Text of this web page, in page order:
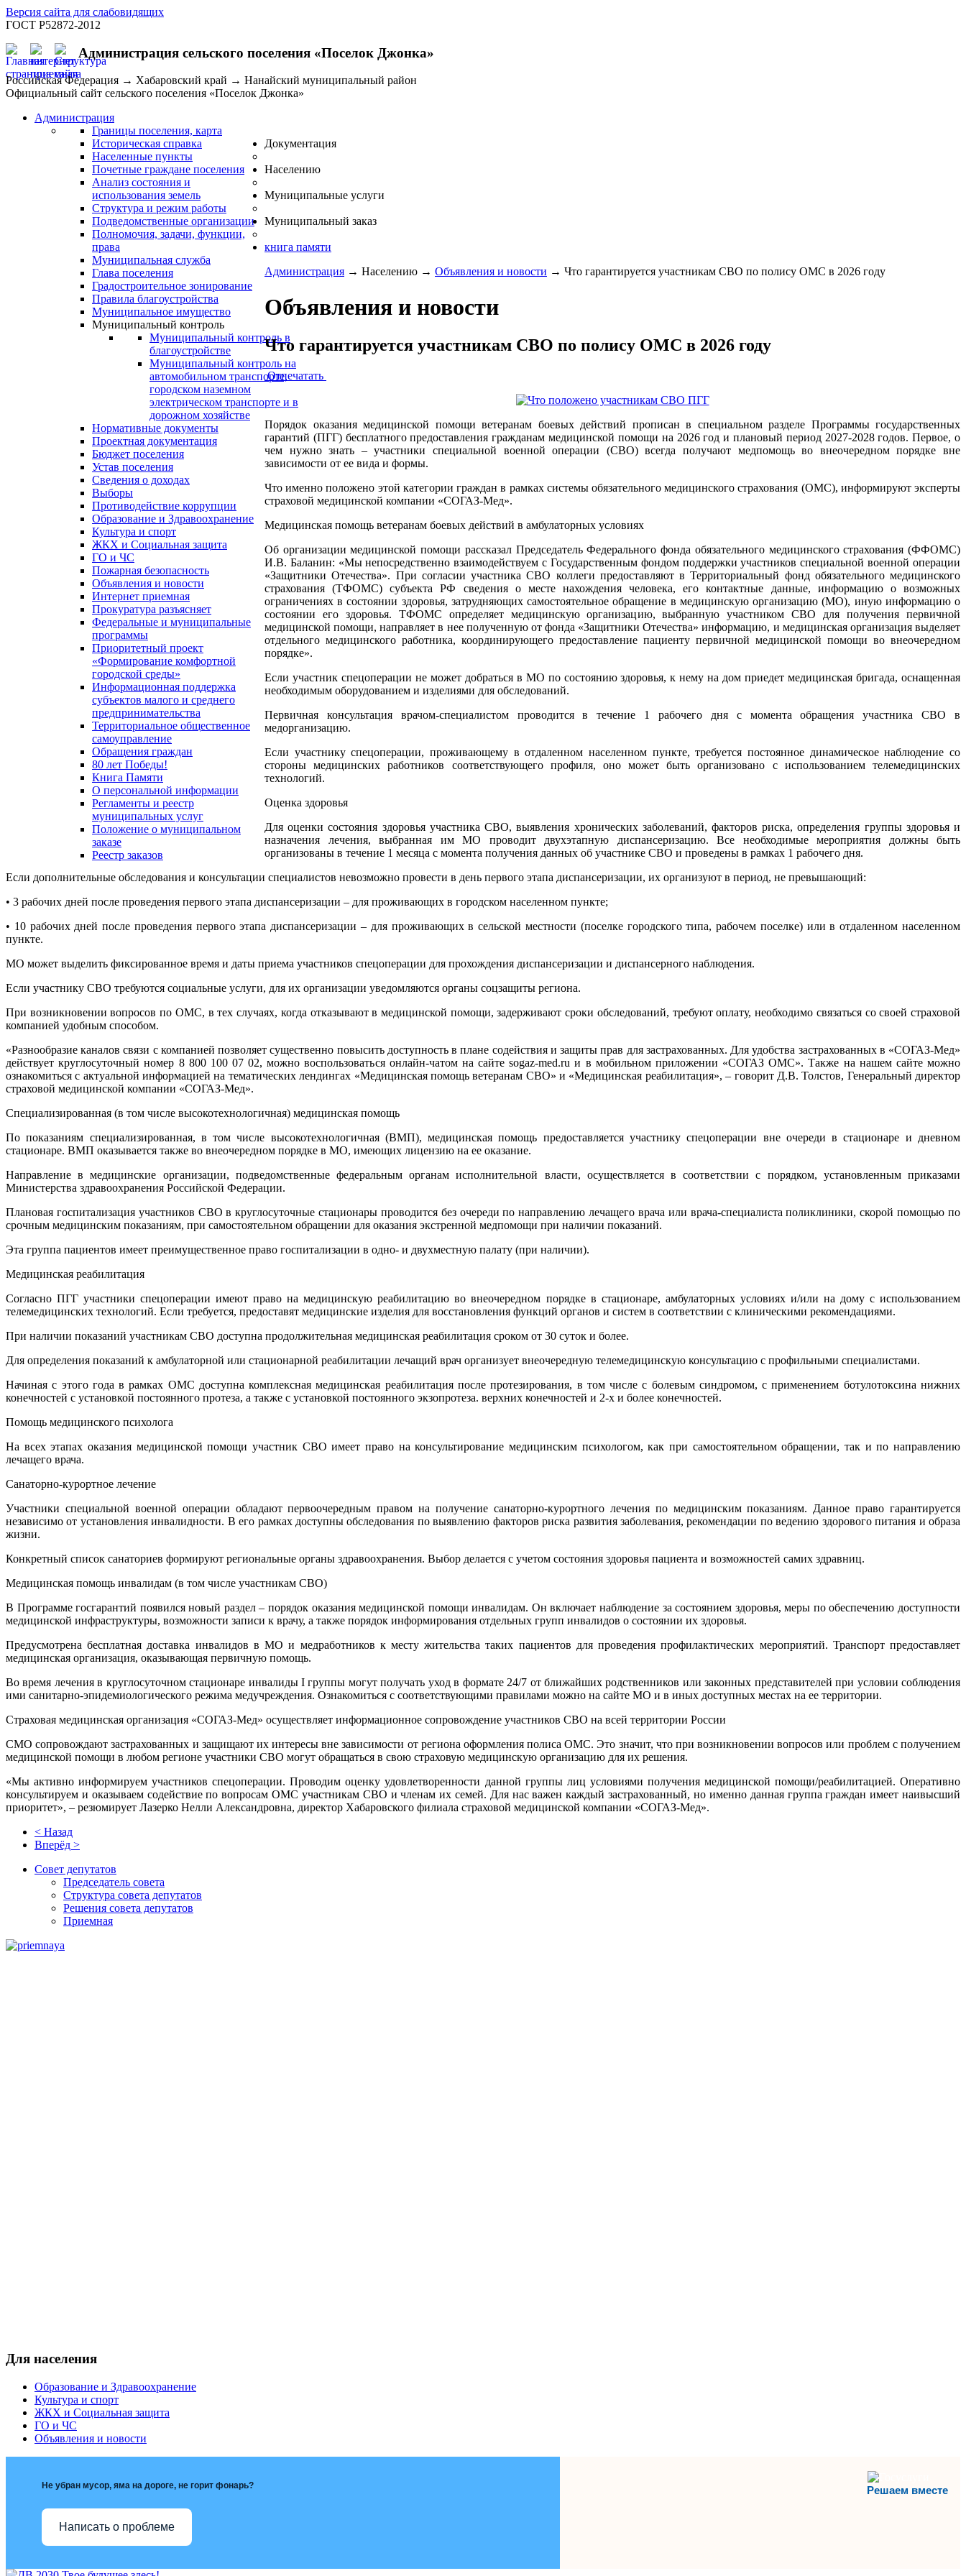
Версия сайта для слабовидящих
ГОСТ Р52872-2012
Администрация сельского поселения «Поселок Джонка»
Российская Федерация → Хабаровский край → Нанайский муниципальный район
Официальный сайт сельского поселения «Поселок Джонка»
Администрация
Границы поселения, карта
Историческая справка
Населенные пункты
Почетные граждане поселения
Анализ состояния и
использования земель
Структура и режим работы
Подведомственные организации
Полномочия, задачи, функции,
права
Муниципальная служба
Глава поселения
Градостроительное зонирование
Правила благоустройства
Муниципальное имущество
Муниципальный контроль
Муниципальный контроль в
благоустройстве
Муниципальный контроль на
автомобильном транспорте,
городском наземном
электрическом транспорте и в
дорожном хозяйстве
Документация
Нормативные документы
Проектная документация
Бюджет поселения
Устав поселения
Сведения о доходах
Выборы
Противодействие коррупции
Населению
Образование и Здравоохранение
Культура и спорт
ЖКХ и Социальная защита
ГО и ЧС
Пожарная безопасность
Объявления и новости
Интернет приемная
Прокуратура разъясняет
Федеральные и муниципальные
программы
Приоритетный проект
«Формирование комфортной
городской среды»
Информационная поддержка
субъектов малого и среднего
предпринимательства
Территориальное общественное
самоуправление
Обращения граждан
80 лет Победы!
Книга Памяти
О персональной информации
Муниципальные услуги
Регламенты и реестр
муниципальных услуг
Муниципальный заказ
Положение о муниципальном
заказе
Реестр заказов
книга памяти
Администрация → Населению → Объявления и новости → Что гарантируется участникам СВО по полису ОМС в 2026 году
Объявления и новости
Что гарантируется участникам СВО по полису ОМС в 2026 году
Отпечатать
Порядок оказания медицинской помощи ветеранам боевых действий прописан в специальном разделе Программы государственных
гарантий (ПГГ) бесплатного предоставления гражданам медицинской помощи на 2026 год и плановый период 2027-2028 годов. Первое, о
чем нужно знать – участники специальной военной операции (СВО) всегда получают медпомощь во внеочередном порядке вне
зависимости от ее вида и формы.
Что именно положено этой категории граждан в рамках системы обязательного медицинского страхования (ОМС), информируют эксперты
страховой медицинской компании «СОГАЗ-Мед».
Медицинская помощь ветеранам боевых действий в амбулаторных условиях
Об организации медицинской помощи рассказал Председатель Федерального фонда обязательного медицинского страхования (ФФОМС)
И.В. Баланин: «Мы непосредственно взаимодействуем с Государственным фондом поддержки участников специальной военной операции
«Защитники Отечества». При согласии участника СВО коллеги предоставляют в Территориальный фонд обязательного медицинского
страхования (ТФОМС) субъекта РФ сведения о месте нахождения человека, его контактные данные, информацию о возможных
ограничениях в состоянии здоровья, затрудняющих самостоятельное обращение в медицинскую организацию (МО), иную информацию о
состоянии его здоровья. ТФОМС определяет медицинскую организацию, выбранную участником CВО для получения первичной
медицинской помощи, направляет в нее полученную от фонда «Защитники Отечества» информацию, и медицинская организация выделяет
отдельного медицинского работника, координирующего предоставление пациенту первичной медицинской помощи во внеочередном
порядке».
Если участник спецоперации не может добраться в МО по состоянию здоровья, к нему на дом приедет медицинская бригада, оснащенная
необходимым оборудованием и изделиями для обследований.
Первичная консультация врачом-специалистом проводится в течение 1 рабочего дня с момента обращения участника СВО в
медорганизацию.
Если участнику спецоперации, проживающему в отдаленном населенном пункте, требуется постоянное динамическое наблюдение со
стороны медицинских работников соответствующего профиля, оно может быть организовано с использованием телемедицинских
технологий.
Оценка здоровья
Для оценки состояния здоровья участника СВО, выявления хронических заболеваний, факторов риска, определения группы здоровья и
назначения лечения, выбранная им МО проводит двухэтапную диспансеризацию. Все необходимые мероприятия должны быть
организованы в течение 1 месяца с момента получения данных об участнике СВО и проведены в рамках 1 рабочего дня.
Если дополнительные обследования и консультации специалистов невозможно провести в день первого этапа диспансеризации, их организуют в период, не превышающий:
• 3 рабочих дней после проведения первого этапа диспансеризации – для проживающих в городском населенном пункте;
• 10 рабочих дней после проведения первого этапа диспансеризации – для проживающих в сельской местности (поселке городского типа, рабочем поселке) или в отдаленном населенном
пункте.
МО может выделить фиксированное время и даты приема участников спецоперации для прохождения диспансеризации и диспансерного наблюдения.
Если участнику СВО требуются социальные услуги, для их организации уведомляются органы соцзащиты региона.
При возникновении вопросов по ОМС, в тех случаях, когда отказывают в медицинской помощи, задерживают сроки обследований, требуют оплату, необходимо связаться со своей страховой
компанией удобным способом.
«Разнообразие каналов связи с компанией позволяет существенно повысить доступность в плане содействия и защиты прав для застрахованных. Для удобства застрахованных в «СОГАЗ-Мед»
действует круглосуточный номер 8 800 100 07 02, можно воспользоваться онлайн-чатом на сайте sogaz-med.ru и в мобильном приложении «СОГАЗ ОМС». Также на нашем сайте можно
ознакомиться с актуальной информацией на тематических лендингах «Медицинская помощь ветеранам СВО» и «Медицинская реабилитация», – говорит Д.В. Толстов, Генеральный директор
страховой медицинской компании «СОГАЗ-Мед».
Специализированная (в том числе высокотехнологичная) медицинская помощь
По показаниям специализированная, в том числе высокотехнологичная (ВМП), медицинская помощь предоставляется участнику спецоперации вне очереди в стационаре и дневном
стационаре. ВМП оказывается также во внеочередном порядке в МО, имеющих лицензию на ее оказание.
Направление в медицинские организации, подведомственные федеральным органам исполнительной власти, осуществляется в соответствии с порядком, установленным приказами
Министерства здравоохранения Российской Федерации.
Плановая госпитализация участников СВО в круглосуточные стационары проводится без очереди по направлению лечащего врача или врача-специалиста поликлиники, скорой помощью по
срочным медицинским показаниям, при самостоятельном обращении для оказания экстренной медпомощи при наличии показаний.
Эта группа пациентов имеет преимущественное право госпитализации в одно- и двухместную палату (при наличии).
Медицинская реабилитация
Согласно ПГГ участники спецоперации имеют право на медицинскую реабилитацию во внеочередном порядке в стационаре, амбулаторных условиях и/или на дому с использованием
телемедицинских технологий. Если требуется, предоставят медицинские изделия для восстановления функций органов и систем в соответствии с клиническими рекомендациями.
При наличии показаний участникам СВО доступна продолжительная медицинская реабилитация сроком от 30 суток и более.
Для определения показаний к амбулаторной или стационарной реабилитации лечащий врач организует внеочередную телемедицинскую консультацию с профильными специалистами.
Начиная с этого года в рамках ОМС доступна комплексная медицинская реабилитация после протезирования, в том числе с болевым синдромом, с применением ботулотоксина нижних
конечностей с установкой постоянного протеза, а также с установкой постоянного экзопротеза. верхних конечностей и 2-х и более конечностей.
Помощь медицинского психолога
На всех этапах оказания медицинской помощи участник СВО имеет право на консультирование медицинским психологом, как при самостоятельном обращении, так и по направлению
лечащего врача.
Санаторно-курортное лечение
Участники специальной военной операции обладают первоочередным правом на получение санаторно-курортного лечения по медицинским показаниям. Данное право гарантируется
независимо от установления инвалидности. В его рамках доступны обследования по выявлению факторов риска развития заболевания, рекомендации по ведению здорового питания и образа
жизни.
Конкретный список санаториев формируют региональные органы здравоохранения. Выбор делается с учетом состояния здоровья пациента и возможностей самих здравниц.
Медицинская помощь инвалидам (в том числе участникам СВО)
В Программе госгарантий появился новый раздел – порядок оказания медицинской помощи инвалидам. Он включает наблюдение за состоянием здоровья, меры по обеспечению доступности
медицинской инфраструктуры, возможности записи к врачу, а также порядок информирования отдельных групп инвалидов о состоянии их здоровья.
Предусмотрена бесплатная доставка инвалидов в МО и медработников к месту жительства таких пациентов для проведения профилактических мероприятий. Транспорт предоставляет
медицинская организация, оказывающая первичную помощь.
Во время лечения в круглосуточном стационаре инвалиды I группы могут получать уход в формате 24/7 от ближайших родственников или законных представителей при условии соблюдения
ими санитарно-эпидемиологического режима медучреждения. Ознакомиться с соответствующими правилами можно на сайте МО и в иных доступных местах на ее территории.
Страховая медицинская организация «СОГАЗ-Мед» осуществляет информационное сопровождение участников СВО на всей территории России
СМО сопровождают застрахованных и защищают их интересы вне зависимости от региона оформления полиса ОМС. Это значит, что при возникновении вопросов или проблем с получением
медицинской помощи в любом регионе участники СВО могут обращаться в свою страховую медицинскую организацию для их решения.
«Мы активно информируем участников спецоперации. Проводим оценку удовлетворенности данной группы лиц условиями получения медицинской помощи/реабилитацией. Оперативно
консультируем и оказываем содействие по вопросам ОМС участникам СВО и членам их семей. Для нас важен каждый застрахованный, но именно данная группа граждан имеет наивысший
приоритет», – резюмирует Лазерко Нелли Александровна, директор Хабаровского филиала страховой медицинской компании «СОГАЗ-Мед».
< Назад
Вперёд >
Совет депутатов
Председатель совета
Структура совета депутатов
Решения совета депутатов
Приемная
Для населения
Образование и Здравоохранение
Культура и спорт
ЖКХ и Социальная защита
ГО и ЧС
Объявления и новости
Решаем вместе
Не убран мусор, яма на дороге, не горит фонарь?
Написать о проблеме